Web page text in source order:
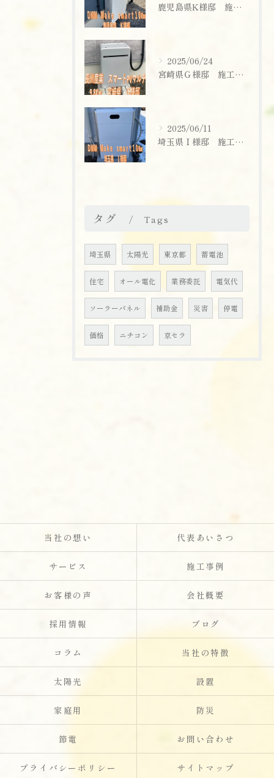
鹿児島県K様邸 施工実績
2025/06/24
宮崎県Ｇ様邸 施工実績
2025/06/11
埼玉県Ｉ様邸 施工実績
タグ Tags
埼玉県 太陽光 東京都 蓄電池
住宅 オール電化 業務委託 電気代
ソーラーパネル 補助金 災害 停電
価格 ニチコン 京セラ
当社の想い 代表あいさつ
サービス 施工事例
お客様の声 会社概要
採用情報 ブログ
コラム 当社の特徴
太陽光 設置
家庭用 防災
節電 お問い合わせ
プライバシーポリシー サイトマップ
お問い合わせはこちら